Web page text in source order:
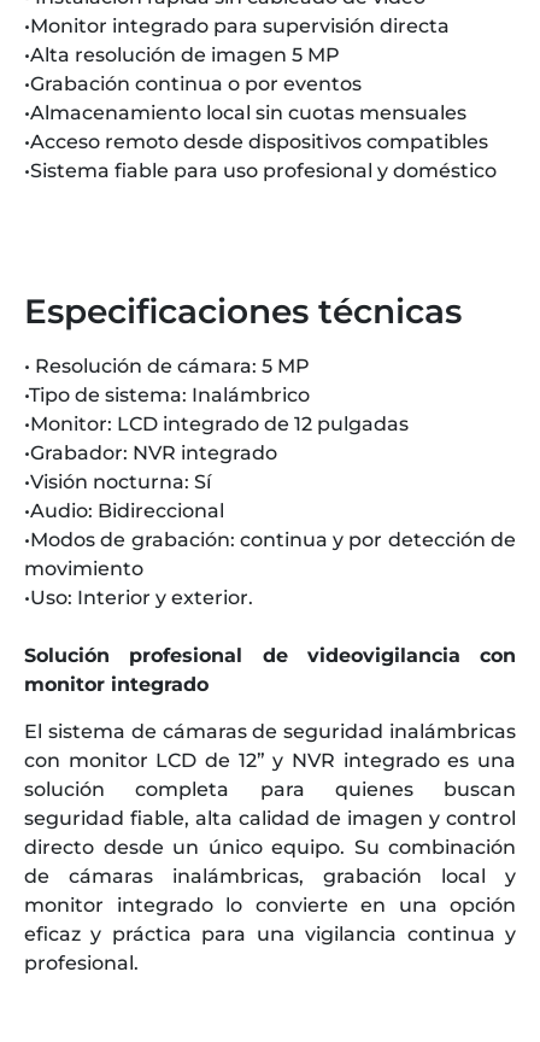
•Monitor integrado para supervisión directa
•Alta resolución de imagen 5 MP
•Grabación continua o por eventos
•Almacenamiento local sin cuotas mensuales
•Acceso remoto desde dispositivos compatibles
•Sistema fiable para uso profesional y doméstico
Especificaciones técnicas
• Resolución de cámara: 5 MP
•Tipo de sistema: Inalámbrico
•Monitor: LCD integrado de 12 pulgadas
•Grabador: NVR integrado
•Visión nocturna: Sí
•Audio: Bidireccional
•Modos de grabación: continua y por detección de
movimiento
•Uso: Interior y exterior.
Solución profesional de videovigilancia con
monitor integrado
El sistema de cámaras de seguridad inalámbricas
con monitor LCD de 12” y NVR integrado es una
solución completa para quienes buscan
seguridad fiable, alta calidad de imagen y control
directo desde un único equipo. Su combinación
de cámaras inalámbricas, grabación local y
monitor integrado lo convierte en una opción
eficaz y práctica para una vigilancia continua y
profesional.